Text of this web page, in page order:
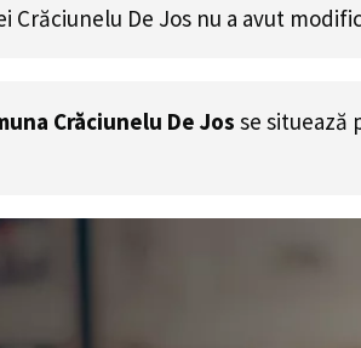
Crăciunelu De Jos nu a avut
Crăciunelu De Jos se situează